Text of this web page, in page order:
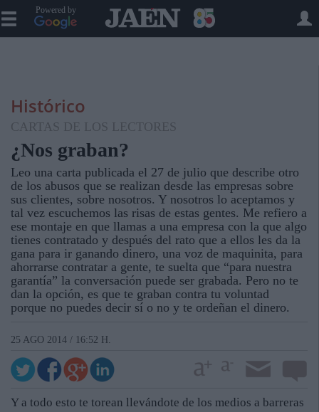
Powered by
Histórico
CARTAS DE LOS LECTORES
¿Nos graban?
Leo una carta publicada el 27 de julio que describe otro
de los abusos que se realizan desde las empresas sobre
sus clientes, sobre nosotros. Y nosotros lo aceptamos y
tal vez escuchemos las risas de estas gentes. Me refiero a
ese montaje en que llamas a una empresa con la que algo
tienes contratado y después del rato que a ellos les da la
gana para ir ganando dinero, una voz de maquinita, para
ahorrarse contratar a gente, te suelta que “para nuestra
garantía” la conversación puede ser grabada. Pero no te
dan la opción, es que te graban contra tu voluntad
porque no puedes decir sí o no y te ordeñan el dinero.
25 AGO 2014 / 16:52 H.
Y a todo esto te torean llevándote de los medios a barreras